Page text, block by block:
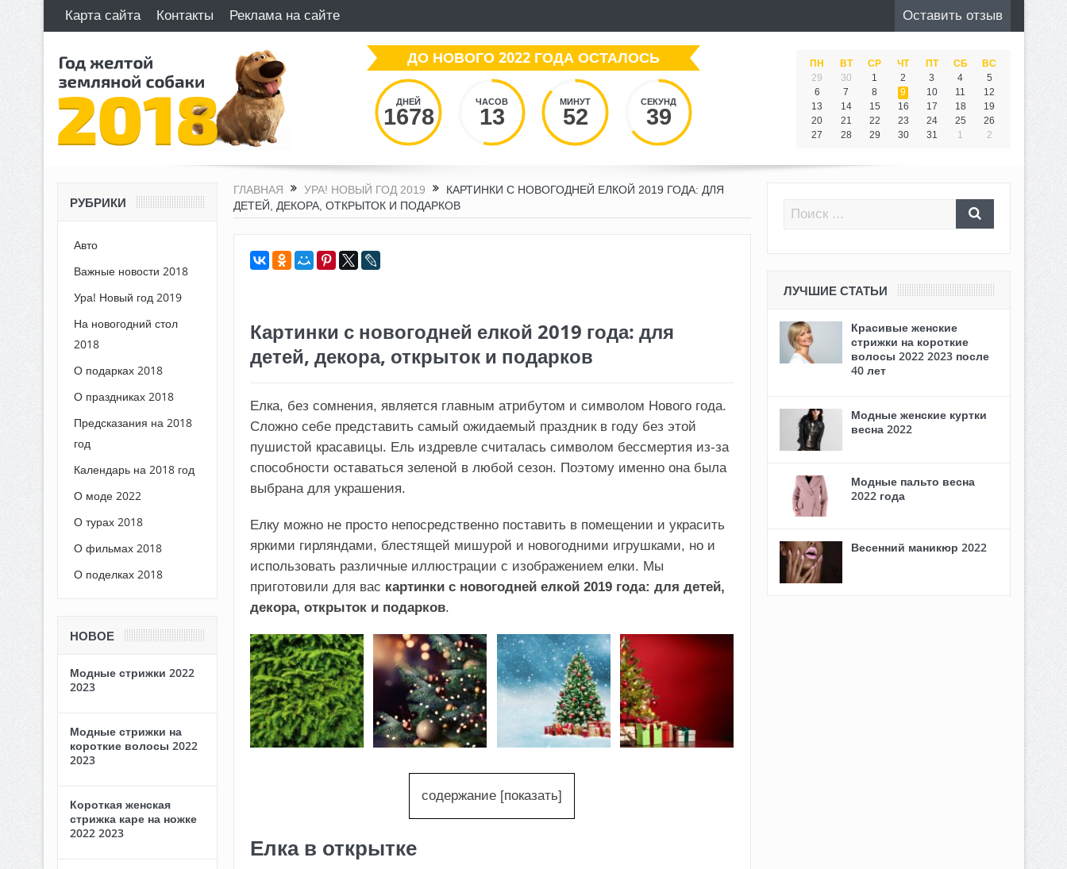
Карта сайта Контакты Реклама на сайте Оставить отзыв
ДО НОВОГО 2022 ГОДА ОСТАЛОСЬ
ДНЕЙ
1678
ЧАСОВ
13
МИНУТ
52
СЕКУНД
40
ПН ВТ СР ЧТ ПТ СБ
ВС
29
30 1 2 3 4
5
6
7 8 9 10 11
12
13
14 15 16 17 18
19
20
21 22 23 24 25
26
27
28 29 30 31 1 2
ГЛАВНАЯ УРА! НОВЫЙ ГОД 2019
КАРТИНКИ С НОВОГОДНЕЙ ЕЛКОЙ 2019 ГОДА: ДЛЯ
ДЕТЕЙ, ДЕКОРА, ОТКРЫТОК И ПОДАРКОВ
Картинки с новогодней елкой 2019 года: для
детей, декора, открыток и подарков
Елка, без сомнения, является главным атрибутом и символом Нового года.
Сложно себе представить самый ожидаемый праздник в году без этой
пушистой красавицы. Ель издревле считалась символом бессмертия из-за
способности оставаться зеленой в любой сезон. Поэтому именно она была
выбрана для украшения.
Елку можно не просто непосредственно поставить в помещении и украсить
яркими гирляндами, блестящей мишурой и новогодними игрушками, но и
использовать различные иллюстрации с изображением елки. Мы
приготовили для вас картинки с новогодней елкой 2019 года: для детей,
декора, открыток и подарков.
содержание [показать]
Елка в открытке
РУБРИКИ
Авто
Важные новости 2018
Ура! Новый год 2019
На новогодний стол
2018
О подарках 2018
О праздниках 2018
Предсказания на 2018
год
Календарь на 2018 год
О моде 2022
О турах 2018
О фильмах 2018
О поделках 2018
НОВОЕ
Модные стрижки 2022
2023
Модные стрижки на
короткие волосы 2022
2023
Короткая женская
стрижка каре на ножке
2022 2023
ЛУЧШИЕ СТАТЬИ
Красивые женские
стрижки на короткие
волосы 2022 2023 после
40 лет
Модные женские куртки
весна 2022
Модные пальто весна
2022 года
Весенний маникюр 2022